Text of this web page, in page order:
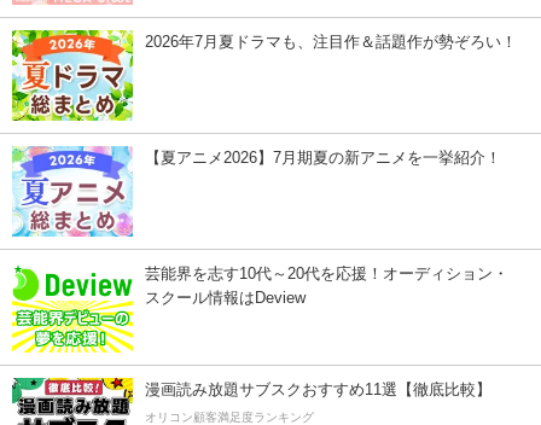
2026年7月夏ドラマも、注目作＆話題作が勢ぞろい！
【夏アニメ2026】7月期夏の新アニメを一挙紹介！
芸能界を志す10代～20代を応援！オーディション・
スクール情報はDeview
漫画読み放題サブスクおすすめ11選【徹底比較】
オリコン顧客満足度ランキング